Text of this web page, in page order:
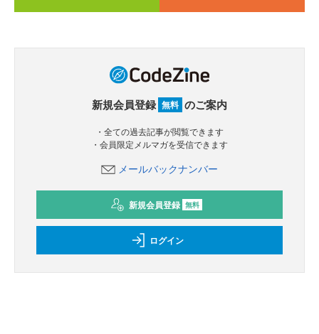
新規会員登録 無料 のご案内
・全ての過去記事が閲覧できます
・会員限定メルマガを受信できます
メールバックナンバー
新規会員登録 無料
ログイン